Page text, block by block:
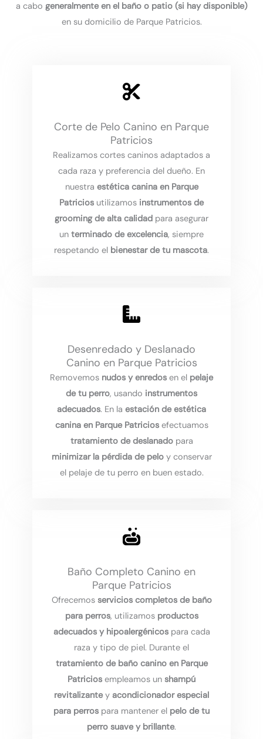
a cabo generalmente en el baño o patio (si hay disponible)
en su domicilio de Parque Patricios.
Corte de Pelo Canino en Parque
Patricios
Realizamos cortes caninos adaptados a
cada raza y preferencia del dueño. En
nuestra estética canina en Parque
Patricios utilizamos instrumentos de
grooming de alta calidad para asegurar
un terminado de excelencia, siempre
respetando el bienestar de tu mascota.
Desenredado y Deslanado
Canino en Parque Patricios
Removemos nudos y enredos en el pelaje
de tu perro, usando instrumentos
adecuados. En la estación de estética
canina en Parque Patriciosefectuamos
tratamiento de deslanadopara
minimizar la pérdida de peloy conservar
el pelaje de tu perro en buen estado.
Baño Completo Canino en
Parque Patricios
Ofrecemos servicios completos de baño
para perros, utilizamos productos
adecuados y hipoalergénicospara cada
raza y tipo de piel. Durante el
tratamiento de baño canino en Parque
Patricios empleamos un shampú
revitalizantey acondicionador especial
para perros para mantener el pelo de tu
perro suave y brillante.